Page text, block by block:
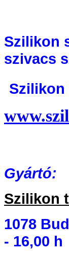
Szilikon
szivacs
Szilikon
Gyártó:
Szilikon
1078
- 16,00 h